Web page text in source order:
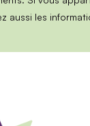
aussi les